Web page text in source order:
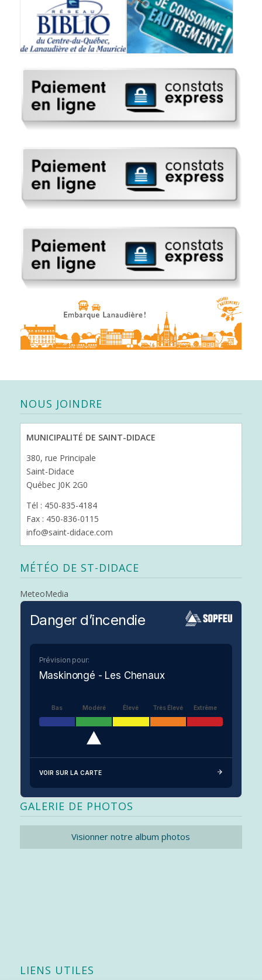
NOUS JOINDRE
MUNICIPALITÉ DE SAINT-DIDACE
380, rue Principale
Saint-Didace
Québec J0K 2G0
Tél : 450-835-4184
Fax : 450-836-0115
info@saint-didace.com
MÉTÉO DE ST-DIDACE
MeteoMedia
Danger d’incendie
Prévision pour:
Maskinongé - Les Chenaux
Bas Modéré Élevé Très Élevé Extrême
VOIR SUR LA CARTE
GALERIE DE PHOTOS
Visionner notre album photos
LIENS UTILES